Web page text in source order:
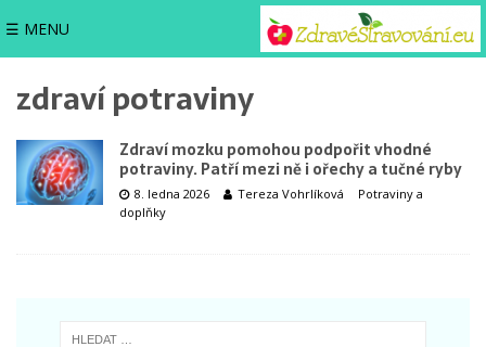
☰ MENU
zdraví potraviny
Zdraví mozku pomohou podpořit vhodné
potraviny. Patří mezi ně i ořechy a tučné ryby
8. ledna 2026 Tereza Vohrlíková
Potraviny a
doplňky